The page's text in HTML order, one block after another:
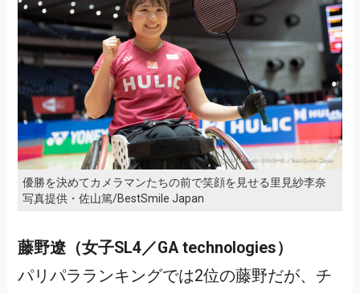
優勝を決めてカメラマンたちの前で笑顔を見せる里見紗李奈
写真提供・佐山篤/BestSmile Japan
藤野遼（女子SL4／GA technologies）
パリパラランキングでは2位の藤野だが、チ